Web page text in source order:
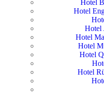
Hotel
Hotel
Hotel
Hotel
Hotel
Hotel
Hotel